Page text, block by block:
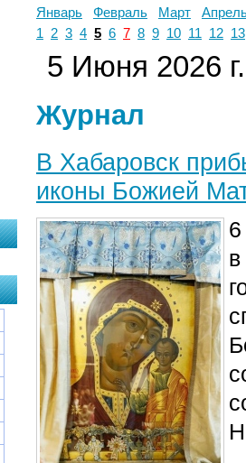
Январь Февраль Март
1
2 3 4 5 6 7 8 9 10 11 12 13
5 Июня 2026 г.
Журнал
В Хабаровск
иконы Божией